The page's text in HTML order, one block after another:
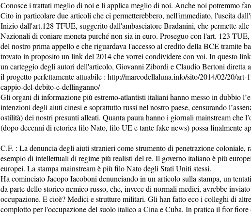
Conosce i trattati meglio di noi e li applica meglio di noi. Anche noi potremmo
Cito in particolare due articoli che ci permetterebbero, nell'immediato, l'uscita
Inizio dall'art.128 TFUE, suggerito dall'ambasciatore Bradanini, che permette
Nazionali di coniare moneta purché non sia in euro. Proseguo con l'art. 123 TUE,
del nostro prima appello e che riguardava l'accesso al credito della BCE tramite
trovato in proposito un link del 2014 che vorrei condividere con voi. In questo
un carteggio degli autori dell'articolo, Giovanni Zibordi e Claudio Bertoni diretta
il progetto perfettamente attuabile : http://marcodellaluna.info/sito/2014/02/20/art-
cappio-del-debito-e-dellinganno/
Gli organi di informazione più estremo-atlantisti italiani hanno messo in dubbio
intenzioni degli aiuti cinesi e soprattutto russi nel nostro paese, censurando
ostilità) dei nostri presunti alleati. Quanta paura hanno i giornali mainstream che
(dopo decenni di retorica filo Nato, filo UE e tante fake news) possa finalmente
C.F. : La denuncia degli aiuti stranieri come strumento di penetrazione coloniale,
esempio di intellettuali di regime più realisti del re. Il governo italiano è più
europei. La stampa mainstream è più filo Nato degli Stati Uniti stessi.
Ha cominciato Jacopo Iacoboni denunciando in un articolo sulla stampa, un
da parte dello storico nemico russo, che, invece di normali medici, avrebbe
occupazione. E cioè? Medici e strutture militari. Gli han fatto eco i colleghi di
complotto per l'occupazione del suolo italico a Cina e Cuba. In pratica il fior fiore